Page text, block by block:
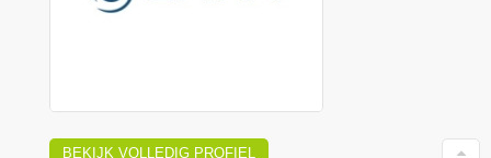
BEKIJK VOLLEDIG PROFIEL